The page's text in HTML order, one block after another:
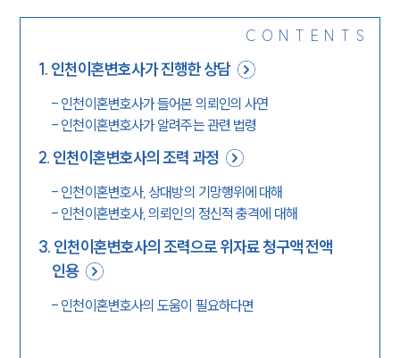
CONTENTS
1. 인천이혼변호사가 진행한 상담
- 인천이혼변호사가 들어본 의뢰인의 사연
- 인천이혼변호사가 알려주는 관련 법령
2. 인천이혼변호사의 조력 과정
- 인천이혼변호사, 상대방의 기망행위에 대해
- 인천이혼변호사, 의뢰인의 정신적 충격에 대해
3. 인천이혼변호사의 조력으로 위자료 청구액 전액
인용
- 인천이혼변호사의 도움이 필요하다면